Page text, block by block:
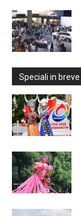
Speciali in breve